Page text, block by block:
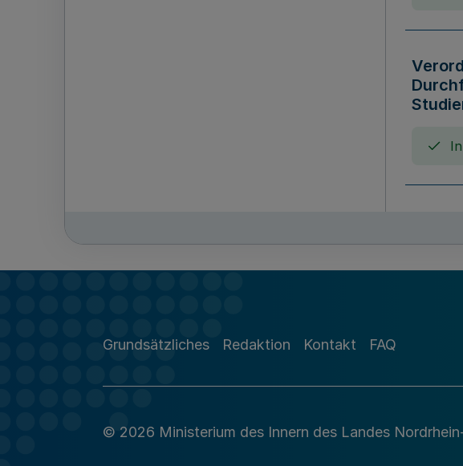
Grundsätzliches Redaktion Kontakt FAQ
© 2026 Ministerium des Innern des Landes